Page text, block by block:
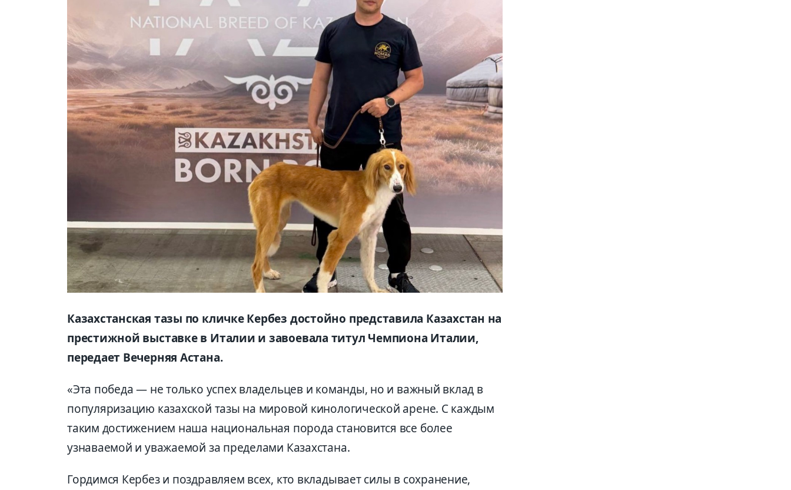
Казахстанская тазы по кличке Кербез достойно представила Казахстан на
престижной выставке в Италии и завоевала титул Чемпиона Италии,
передает Вечерняя Астана.
«Эта победа — не только успех владельцев и команды, но и важный вклад в
популяризацию казахской тазы на мировой кинологической арене. С каждым
таким достижением наша национальная порода становится все более
узнаваемой и уважаемой за пределами Казахстана.
Гордимся Кербез и поздравляем всех, кто вкладывает силы в сохранение,